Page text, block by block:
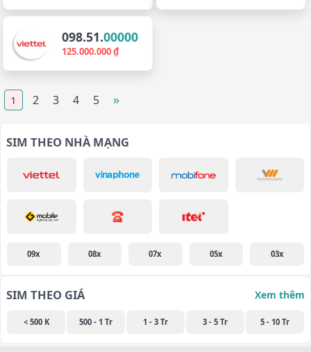
098.51.00000
125.000.000 ₫
1 2 3 4 5 »
SIM THEO NHÀ MẠNG
09x 08x 07x 05x 03x
SIM THEO GIÁ Xem thêm
< 500 K 500 - 1 Tr 1 - 3 Tr 3 - 5 Tr 5 - 10 Tr